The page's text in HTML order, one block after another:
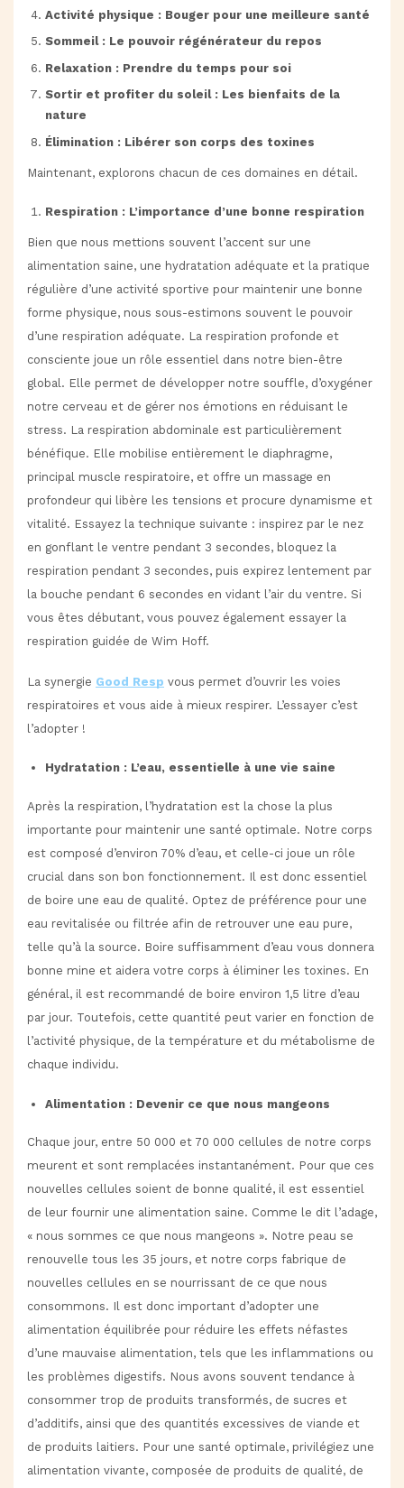
Activité physique : Bouger pour une meilleure santé
Sommeil : Le pouvoir régénérateur du repos
Relaxation : Prendre du temps pour soi
Sortir et profiter du soleil : Les bienfaits de la
nature
Élimination : Libérer son corps des toxines
Maintenant, explorons chacun de ces domaines en détail.
Respiration : L’importance d’une bonne respiration
Bien que nous mettions souvent l’accent sur une
alimentation saine, une hydratation adéquate et la pratique
régulière d’une activité sportive pour maintenir une bonne
forme physique, nous sous-estimons souvent le pouvoir
d’une respiration adéquate. La respiration profonde et
consciente joue un rôle essentiel dans notre bien-être
global. Elle permet de développer notre souffle, d’oxygéner
notre cerveau et de gérer nos émotions en réduisant le
stress. La respiration abdominale est particulièrement
bénéfique. Elle mobilise entièrement le diaphragme,
principal muscle respiratoire, et offre un massage en
profondeur qui libère les tensions et procure dynamisme et
vitalité. Essayez la technique suivante : inspirez par le nez
en gonflant le ventre pendant 3 secondes, bloquez la
respiration pendant 3 secondes, puis expirez lentement par
la bouche pendant 6 secondes en vidant l’air du ventre. Si
vous êtes débutant, vous pouvez également essayer la
respiration guidée de Wim Hoff.
La synergie Good Resp vous permet d’ouvrir les voies
respiratoires et vous aide à mieux respirer. L’essayer c’est
l’adopter !
Hydratation : L’eau, essentielle à une vie saine
Après la respiration, l’hydratation est la chose la plus
importante pour maintenir une santé optimale. Notre corps
est composé d’environ 70% d’eau, et celle-ci joue un rôle
crucial dans son bon fonctionnement. Il est donc essentiel
de boire une eau de qualité. Optez de préférence pour une
eau revitalisée ou filtrée afin de retrouver une eau pure,
telle qu’à la source. Boire suffisamment d’eau vous donnera
bonne mine et aidera votre corps à éliminer les toxines. En
général, il est recommandé de boire environ 1,5 litre d’eau
par jour. Toutefois, cette quantité peut varier en fonction de
l’activité physique, de la température et du métabolisme de
chaque individu.
Alimentation : Devenir ce que nous mangeons
Chaque jour, entre 50 000 et 70 000 cellules de notre corps
meurent et sont remplacées instantanément. Pour que ces
nouvelles cellules soient de bonne qualité, il est essentiel
de leur fournir une alimentation saine. Comme le dit l’adage,
« nous sommes ce que nous mangeons ». Notre peau se
renouvelle tous les 35 jours, et notre corps fabrique de
nouvelles cellules en se nourrissant de ce que nous
consommons. Il est donc important d’adopter une
alimentation équilibrée pour réduire les effets néfastes
d’une mauvaise alimentation, tels que les inflammations ou
les problèmes digestifs. Nous avons souvent tendance à
consommer trop de produits transformés, de sucres et
d’additifs, ainsi que des quantités excessives de viande et
de produits laitiers. Pour une santé optimale, privilégiez une
alimentation vivante, composée de produits de qualité, de